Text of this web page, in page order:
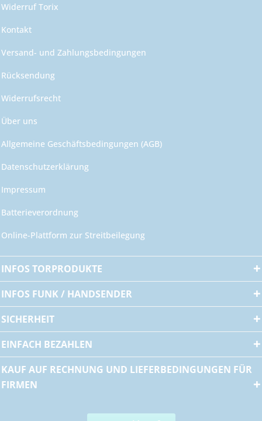
Widerruf Torix
Kontakt
Versand- und Zahlungsbedingungen
Rücksendung
Widerrufsrecht
Über uns
Allgemeine Geschäftsbedingungen (AGB)
Datenschutzerklärung
Impressum
Batterieverordnung
Online-Plattform zur Streitbeilegung
INFOS TORPRODUKTE
INFOS FUNK / HANDSENDER
SICHERHEIT
EINFACH BEZAHLEN
KAUF AUF RECHNUNG UND LIEFERBEDINGUNGEN FÜR
FIRMEN